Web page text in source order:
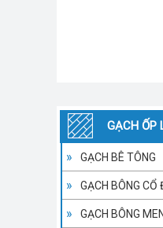
GẠCH ỐP
GẠCH BÊ TÔNG
GẠCH BÔNG CỔ
GẠCH BÔNG MEN